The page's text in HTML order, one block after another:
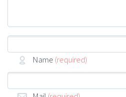
Name (required)